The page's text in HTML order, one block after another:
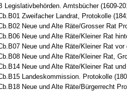
Legislativbehörden. Amtsbücher (1609-
Zweifacher Landrat, Protokolle
Neue und Alte Räte/Grosser Rat
Neue und Alte Räte/Kleiner Rat
Neue und Alte Räte/Kleiner Rat
Neue und Alte Räte/Kleiner Rat,
Neue und Alte Räte/Kleiner Rat
Landeskommission. Protokolle
Neue und Alte Räte/Bürgerrecht